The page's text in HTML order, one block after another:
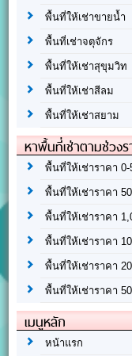
พื้นที่ให้เช่าขายน้ำ
พื้นที่เช่าจตุจักร
พื้นที่ให้เช่าสุขุมวิท
พื้นที่ให้เช่าสีลม
พื้นที่ให้เช่าสยาม
หาพื้นที่เช่าตามช่วง
พื้นที่ให้เช่าราคา 0-
พื้นที่ให้เช่าราคา
พื้นที่ให้เช่าราคา
พื้นที่ให้เช่าราคา
พื้นที่ให้เช่าราคา
พื้นที่ให้เช่าราคา
เมนูหลัก
หน้าแรก